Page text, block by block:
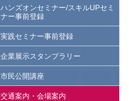
ハンズオンセミナー/スキルUPセミ
ナー事前登録
実践セミナー事前登録
企業展示スタンプラリー
市民公開講座
交通案内・会場案内